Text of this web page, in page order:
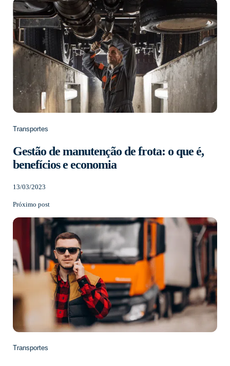
navigation
Transportes
Gestão de manutenção de frota: o que é,
benefícios e economia
13/03/2023
Próximo post
Transportes